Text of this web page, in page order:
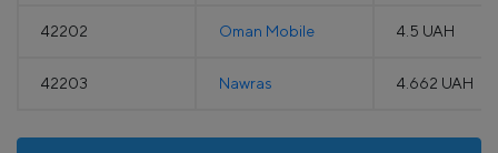
42202 Oman Mobile 4.5 UAH
42203 Nawras 4.662 UAH